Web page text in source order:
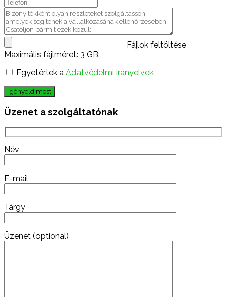
Fájlok feltöltése
Maximális fájlméret: 3 GB.
Egyetértek a Adatvédelmi irányelvek
Igényeld most
Üzenet a szolgáltatónak
Név
E-mail
Tárgy
Üzenet (optional)